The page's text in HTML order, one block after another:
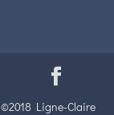
©2018 Ligne-Claire